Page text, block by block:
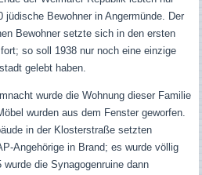
jüdische Bewohner in Angermünde. Der
Bewohner setzte sich in den ersten
so soll 1938 nur noch eine einzige
gelebt haben.
wurde die Wohnung dieser Familie
wurden aus dem Fenster geworfen.
in der Klosterstraße setzten
Angehörige in Brand; es wurde völlig
wurde die Synagogenruine dann